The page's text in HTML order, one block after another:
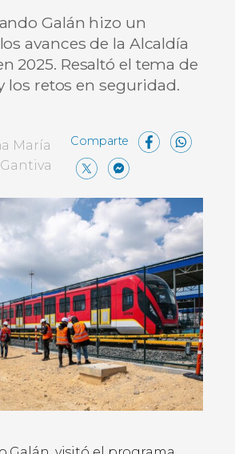
Galán hizo un
avances de la Alcaldía
2025. Resaltó el tema de
los retos en seguridad.
María
X